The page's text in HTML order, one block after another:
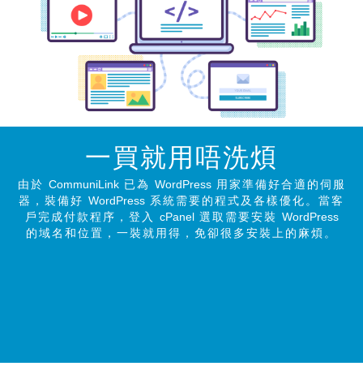
一買就用唔洗煩
由於 CommuniLink已為 WordPress用家準備好合適的伺服
器，裝備好 WordPress 系統需要的程式及各樣優化。當客
戶完成付款程序，登入 cPanel選取需要安裝 WordPress
的域名和位置，一裝就用得，免卻很多安裝上的麻煩。